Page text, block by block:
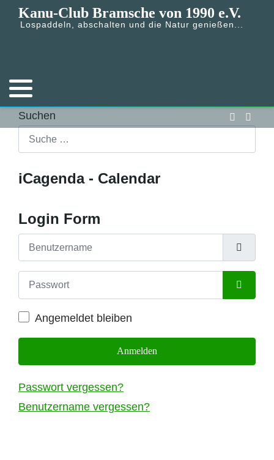
Kanu-Club Bramsche von 1990 e.V.
Lospaddeln, abschalten und die Natur genießen...
Suchen
iCagenda - Calendar
Login Form
Benutzername
Passwort
Angemeldet bleiben
Anmelden
Passwort vergessen?
Benutzername vergessen?